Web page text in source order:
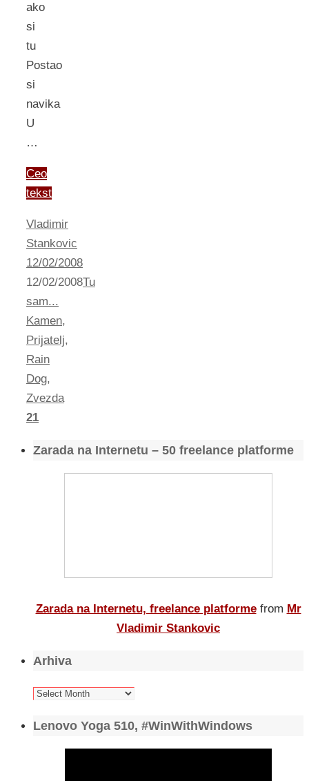
ako
si
tu
Postao
si
navika
U
…
Ceo
tekst
Vladimir
Stankovic
12/02/2008
12/02/2008Tu
sam...
Kamen,
Prijatelj,
Rain
Dog,
Zvezda
21
Zarada na Internetu – 50 freelance platforme
Zarada na Internetu, freelance platforme from Mr
Vladimir Stankovic
Arhiva
Arhiva
Lenovo Yoga 510, #WinWithWindows